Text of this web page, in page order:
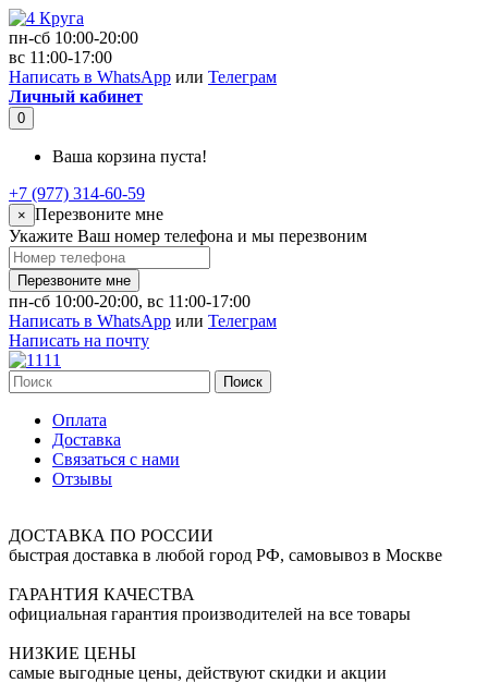
пн-сб 10:00-20:00
вс 11:00-17:00
Написать в WhatsApp или Телеграм
Личный кабинет
0
Ваша корзина пуста!
+7 (977) 314-60-59
× Перезвоните мне
Укажите Ваш номер телефона и мы перезвоним
Перезвоните мне
пн-сб 10:00-20:00, вс 11:00-17:00
Написать в WhatsApp или Телеграм
Написать на почту
Поиск
Оплата
Доставка
Связаться с нами
Отзывы
ДОСТАВКА ПО РОССИИ
быстрая доставка в любой город РФ, самовывоз в Москве
ГАРАНТИЯ КАЧЕСТВА
официальная гарантия производителей на все товары
НИЗКИЕ ЦЕНЫ
самые выгодные цены, действуют скидки и акции